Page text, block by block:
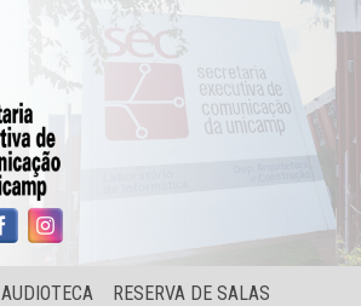
AUDIOTECA RESERVA DE SALAS